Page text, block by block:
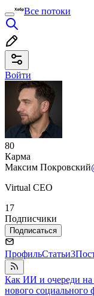
Все потоки
Войти
80
Карма
Максим Покровский
Virtual СЕО
17
Подписчики
Подписаться
ПрофильСтатьи3
Как ИИ и очереди на
нового социального